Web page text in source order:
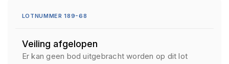
LOTNUMMER 189-68
Veiling afgelopen
Er kan geen bod uitgebracht worden op dit lot